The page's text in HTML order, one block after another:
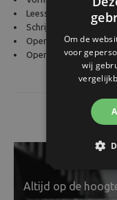
Leessnelheid: 1750
Schrijfsnelheid: 1500
Operating
Operating
Altijd op de
Om de
voor
wij